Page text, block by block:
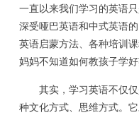
一直以来我们学习的英语
深受哑巴英语和中式英语
英语启蒙方法、各种培训
妈妈不知道如何教孩子学好
其实，学习英语不仅仅
种文化方式、思维方式。